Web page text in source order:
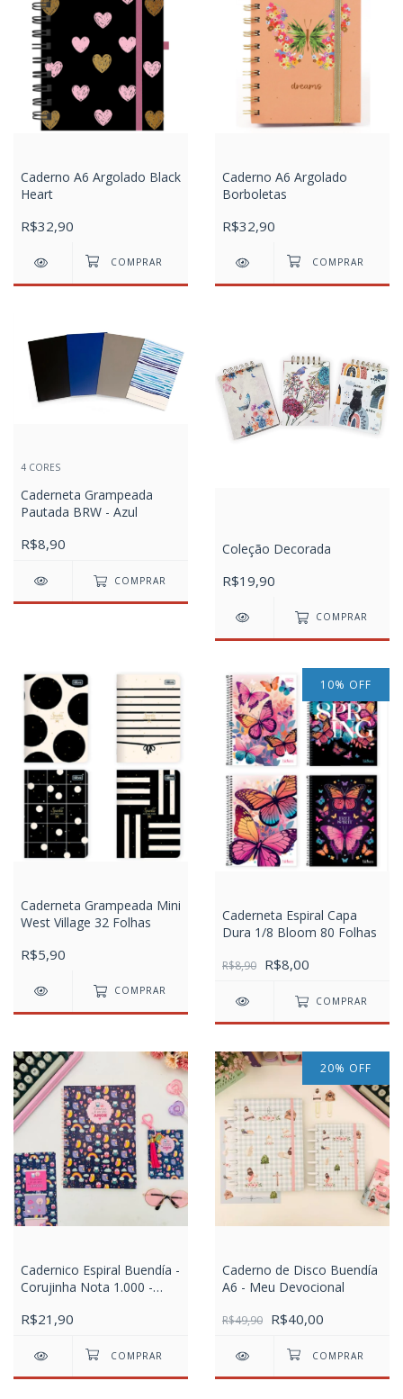
Caderno A6 Argolado Black
Heart
R$32,90
Caderno A6 Argolado
Borboletas
R$32,90
4 CORES
Caderneta Grampeada
Pautada BRW - Azul
R$8,90
COMPRAR
Coleção Decorada
R$19,90
COMPRAR
Caderneta Grampeada Mini
West Village 32 Folhas
R$5,90
COMPRAR
10% OFF
Caderneta Espiral Capa
Dura 1/8 Bloom 80 Folhas
R$8,90 R$8,00
COMPRAR
Cadernico Espiral Buendía -
Corujinha Nota 1.000 -
R$21,90
20% OFF
Caderno de Disco Buendía
A6 - Meu Devocional
R$49,90 R$40,00